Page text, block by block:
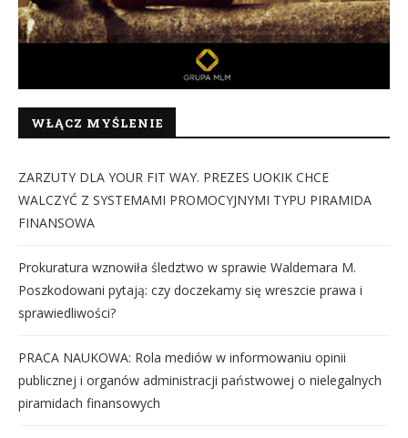
WŁĄCZ MYŚLENIE
ZARZUTY DLA YOUR FIT WAY. PREZES UOKIK CHCE
WALCZYĆ Z SYSTEMAMI PROMOCYJNYMI TYPU PIRAMIDA
FINANSOWA
Prokuratura wznowiła śledztwo w sprawie Waldemara M.
Poszkodowani pytają: czy doczekamy się wreszcie prawa i
sprawiedliwości?
PRACA NAUKOWA: Rola mediów w informowaniu opinii
publicznej i organów administracji państwowej o nielegalnych
piramidach finansowych